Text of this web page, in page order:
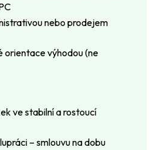
nebo prodejem
orientace výhodou (ne
ve stabilní a rostoucí
– smlouvu na dobu